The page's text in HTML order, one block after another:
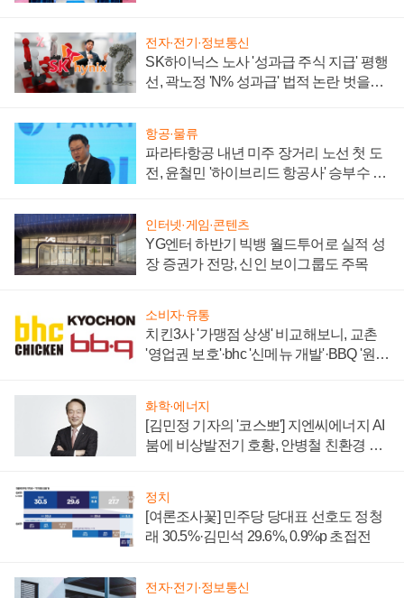
전자·전기·정보통신
SK하이닉스 노사 '성과급 주식 지급' 평행
선, 곽노정 'N% 성과급' 법적 논란 벗을지
항공·물류
파라타항공 내년 미주 장거리 노선 첫 도
전, 윤철민 '하이브리드 항공사' 승부수 통
인터넷·게임·콘텐츠
YG엔터 하반기 빅뱅 월드투어로 실적 성
장 증권가 전망, 신인 보이그룹도 주목
소비자·유통
치킨3사 '가맹점 상생' 비교해보니, 교촌
'영업권 보호'·bhc '신메뉴 개발'·BBQ '원가
화학·에너지
[김민정 기자의 '코스뽀'] 지엔씨에너지 AI
붐에 비상발전기 호황, 안병철 친환경 에
정치
[여론조사꽃] 민주당 당대표 선호도 정청
래 30.5%·김민석 29.6%, 0.9%p 초접전
전자·전기·정보통신